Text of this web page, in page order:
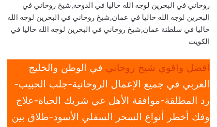
روحاني في البحرين لوجه الله حاليا في الدوحة,شيخ روحاني في
البحرين لوجه الله حاليا في عمان,شيخ روحاني في البحرين لوجه الله
حاليا في سلطنة عمان,شيخ روحاني في البحرين لوجه الله حاليا في
الكويت
افضل واقوي شيخ روحاني في الوطن والخليج
العربي في جميع الإعمال الروحانية-جلب الحبيب-
رد المطلقة-موافقة الأهل عي شريك الحياة-علاج
وفك أخطر أنواع السحر السفلي الأسود-طلاق بين